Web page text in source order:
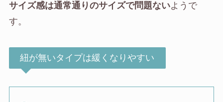
サイズ感は通常通りのサイズで問題ないようで
す。
紐が無いタイプは緩くなりやすい